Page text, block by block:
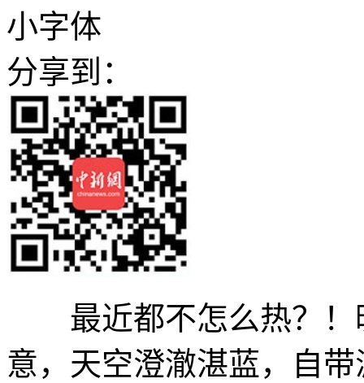
小字体
分享到：
最近都不怎么热？！
意，天空澄澈湛蓝，自